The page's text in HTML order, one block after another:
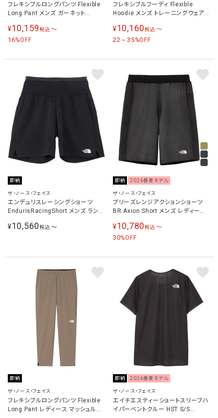
フレキシブルロングパンツ Flexible
Long Pant メンズ ガーネット
¥10,159税込 〜
16%OFF
フレキシブルフーディ Flexible
Hoodie メンズ トレーニングウェア
¥10,160税込 〜
22～35%OFF
即納
ザ・ノース・フェイス
エンデュリスレーシングショーツ
EndurisRacingShort メンズ ランニ
NB72480 K
¥10,560税込 〜
即納 2026春夏モデル
ザ・ノース・フェイス
ブリーズレンジアクションショーツ
BR Axion Short メンズ レディース
NB22688
¥10,780税込 〜
30%OFF
即納
ザ・ノース・フェイス
フレキシブルロングパンツ Flexible
Long Pant レディース マッシュルー
即納 2026春夏モデル
ザ・ノース・フェイス
エイチエスティーショートスリーブハ
イパーベントクルー HST S/S